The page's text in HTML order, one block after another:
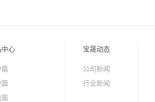
中心 宝晟动态
公司新闻
行业新闻